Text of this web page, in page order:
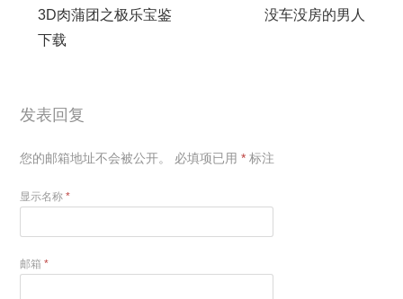
3D肉蒲团之极乐宝鉴
下载
没车没房的男人
发表回复
您的邮箱地址不会被公开。 必填项已用* 标注
显示名称*
邮箱*